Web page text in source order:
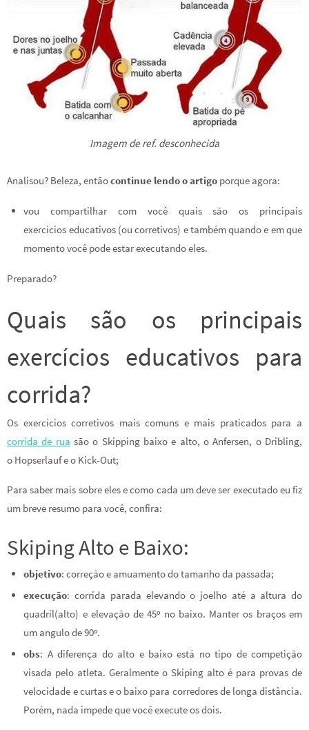
Imagem de ref. desconhecida
Analisou? Beleza, entãocontinue lendo o artigo porque agora:
vou compartilhar com você quais são os principais
exercícios educativos (ou corretivos) e também quando e em que
momento você pode estar executando eles.
Preparado?
Quais são os principais
exercícios educativos para
corrida?
Os exercícios corretivos mais comuns e mais praticados para a
corrida de rua são o Skipping baixo e alto, o Anfersen, o Dribling,
o Hopserlauf e o Kick-Out;
Para saber mais sobre eles e como cada um deve ser executado eu fiz
um breve resumo para você, confira:
Skiping Alto e Baixo:
objetivo: correção e amuamento do tamanho da passada;
execução: corrida parada elevando o joelho até a altura do
quadril(alto) e elevação de 45º no baixo. Manter os braços em
um angulo de 90º.
obs: A diferença do alto e baixo está no tipo de competição
visada pelo atleta. Geralmente o Skiping alto é para provas de
velocidade e curtas e o baixo para corredores de longa distância.
Porém, nada impede que você execute os dois.